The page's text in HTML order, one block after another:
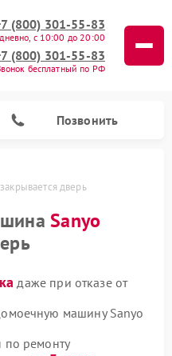
(800) 301-55-83
с 10:00 до 20:00
(800) 301-55-83
бесплатный по РФ
Позвонить
дверь
Sanyo
даже при отказе от
машину Sanyo
по ремонту